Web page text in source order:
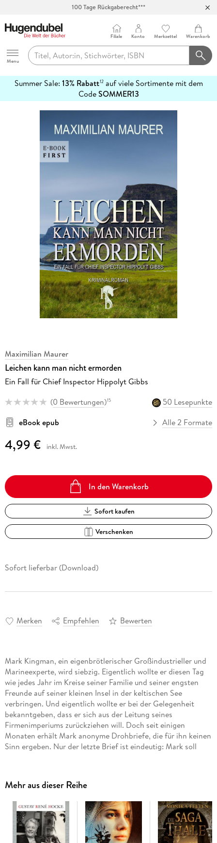
100 Tage Rückgaberecht***
Hugendubel
Menu
Filiale Konto Merkzettel Warenkorb
Summer Sale: 13% Rabatt12auf viele Sortimente mit dem
CodeSOMMER13
erfahren
Maximilian Maurer
Leichen kann man nicht ermorden
Ein Fall für Chief Inspector Hippolyt Gibbs
(0 Bewertungen)15
50 Lesepunkte
eBook epub
Alle 2 Formate
4,99 € inkl. Mwst.
In den Warenkorb
Sofort kaufen
Verschenken
Sofort lieferbar (Download)
Merken Empfehlen Bewerten
Mark Kingman, ein eigenbrötlerischer Großindustrieller und
Marineexperte, wird siebzig. Eigentlich wollte er diesen Tag
wie jedes Jahr im Kreise seiner Familie und seiner engsten
Freunde auf seiner kleinen Insel in der keltischen See
verbringen. Und eigentlich wollte er bei der Gelegenheit
bekanntgeben, dass er sich aus der Leitung seines
Firmenimperiums zurückziehen will. Doch seit einigen
Monaten erhält Mark anonyme Drohbriefe, die für ihn keinen
Sinn ergeben. Nur der letzte Brief ist eindeutig: Mark soll
Fall, denn zur Tatzeit waren nur neunzehn Personen auf der
Insel. Doch er weiß auch: Die meisten Zeugen lügen, wenn
nicht mit Absicht, dann, weil sie nicht richtig hingesehen
haben . . .
Mehr aus dieser Reihe